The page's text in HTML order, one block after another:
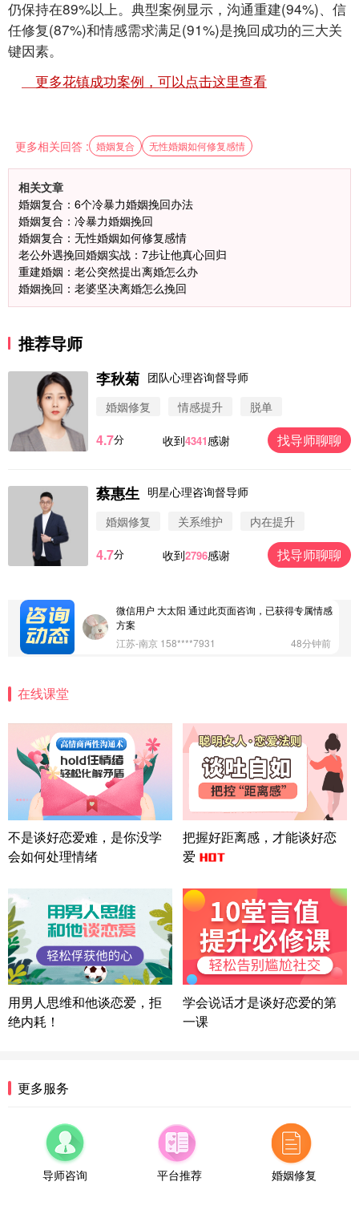
仍保持在89%以上。典型案例显示，沟通重建(94%)、信
任修复(87%)和情感需求满足(91%)是挽回成功的三大关
键因素。
更多花镇成功案例，可以点击这里查看
更多相关回答 : 婚姻复合 无性婚姻如何修复感情
相关文章
婚姻复合：6个冷暴力婚姻挽回办法
婚姻复合：冷暴力婚姻挽回
婚姻复合：无性婚姻如何修复感情
老公外遇挽回婚姻实战：7步让他真心回归
重建婚姻：老公突然提出离婚怎么办
婚姻挽回：老婆坚决离婚怎么挽回
推荐导师
李秋菊 团队心理咨询督导师
婚姻修复
情感提升 脱单
4.7分 收到4341感谢 找导师聊聊
蔡惠生 明星心理咨询督导师
婚姻修复
关系维护 内在提升
4.7分 收到2796感谢 找导师聊聊
微信用户 圆圈 通过此页面咨询，已获得专属情感方
浙江-杭州 183****4847
案
15分钟前
微信用户 大太阳 通过此页面咨询，已获得专属情感
微信用户 安康 通过此页面咨询，已获得专属情感方
微信用户 巧?媚儿 通过此页面咨询，已获得专属情感
方案
上海-浦东 177****9074
56分钟前
微信用户 Liberty 通过此页面咨询，已获得专属情感
方案
广东-广州 188****5632
12分钟前
微信用户 司马锘 通过此页面咨询，已获得专属情感
微信用户 困困魚? 通过此页面咨询，已获得专属情感
方案
陕西-西安 139****6283
3分钟前
微信用户 喜欢下雨天^ 通过此页面咨询，已获得专属
情感方案
浙江-宁波 150****8921
28分钟前
微信用户 逆光下的微笑 通过此页面咨询，已获得专
山东-青岛 138****9975
7分钟前
微信用户 小任性 通过此页面咨询，已获得专属情感
在线课堂
不是谈好恋爱难，是你没学
会如何处理情绪
把握好距离感，才能谈好恋
爱
用男人思维和他谈恋爱，拒
绝内耗！
学会说话才是谈好恋爱的第
一课
更多服务
导师咨询 平台推荐 婚姻修复